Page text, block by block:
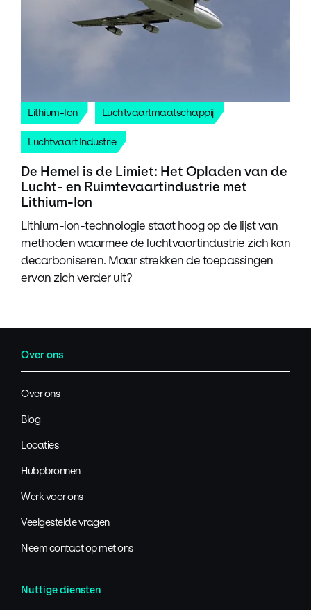
Lithium-Ion Luchtvaartmaatschappij
Luchtvaart Industrie
De Hemel is de Limiet: Het Opladen van de
Lucht- en Ruimtevaartindustrie met
Lithium-Ion
Lithium-ion-technologie staat hoog op de lijst van
methoden waarmee de luchtvaartindustrie zich kan
decarboniseren. Maar strekken de toepassingen
ervan zich verder uit?
Over ons
Over ons
Blog
Locaties
Hubpbronnen
Werk voor ons
Veelgestelde vragen
Neem contact op met ons
Nuttige diensten